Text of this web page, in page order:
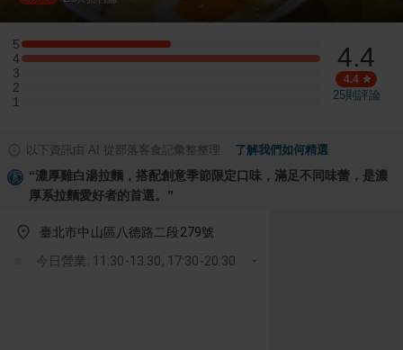
5
5 星：3 則評論
4
4 星：6 則評論
3
3 星：0 則評論
2
2 星：0 則評論
1
1 星：0 則評論
4.4
4.4
25則評論
以下資訊由 AI 從部落客食記彙整整理 了解我們如何精選
“濃厚雞白湯拉麵，搭配創意季節限定口味，滿足不同味蕾，是濃
厚系拉麵愛好者的首選。 ”
臺北市中山區八德路二段279號
今日營業: 11:30-13:30, 17:30-20:30